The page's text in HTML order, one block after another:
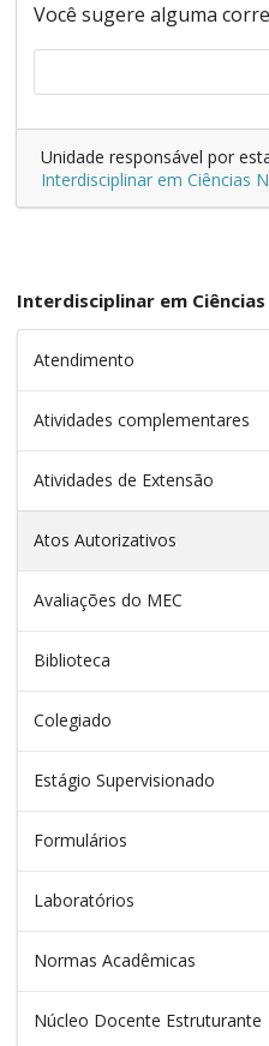
Você sugere alguma
Unidade responsável por
Interdisciplinar em Ciências
Interdisciplinar em
Atendimento
Atividades complementares
Atividades de Extensão
Atos Autorizativos
Avaliações do MEC
Biblioteca
Colegiado
Estágio Supervisionado
Formulários
Laboratórios
Normas Acadêmicas
Núcleo Docente Estruturante